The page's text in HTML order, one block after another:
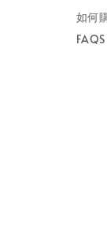
如何
FAQS